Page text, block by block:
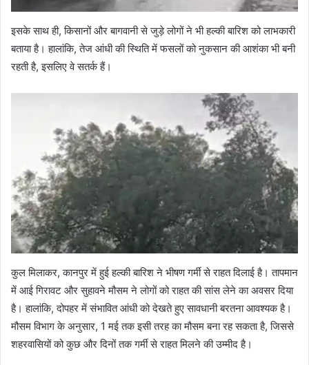
इसके साथ ही, किसानों और बागवानी से जुड़े लोगों ने भी हल्की बारिश को लाभकारी
बताया है। हालांकि, तेज आंधी की स्थिति में फसलों को नुकसान की आशंका भी बनी
रहती है, इसलिए वे सतर्क हैं।
कुल मिलाकर, कानपुर में हुई हल्की बारिश ने भीषण गर्मी से राहत दिलाई है। तापमान
में आई गिरावट और सुहावने मौसम ने लोगों को राहत की सांस लेने का अवसर दिया
है। हालांकि, दोपहर में संभावित आंधी को देखते हुए सावधानी बरतना आवश्यक है।
मौसम विभाग के अनुसार, 1 मई तक इसी तरह का मौसम बना रह सकता है, जिससे
शहरवासियों को कुछ और दिनों तक गर्मी से राहत मिलने की उम्मीद है।